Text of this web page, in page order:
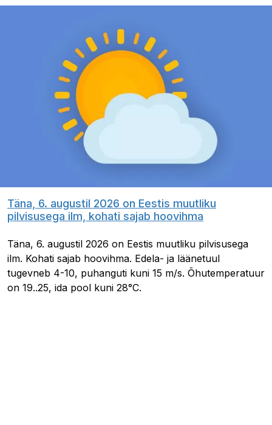
Täna, 6. augustil 2026 on Eestis muutliku
pilvisusega ilm, kohati sajab hoovihma
Täna, 6. augustil 2026 on Eestis muutliku pilvisusega
ilm. Kohati sajab hoovihma. Edela- ja läänetuul
tugevneb 4-10, puhanguti kuni 15 m/s. Õhutemperatuur
on 19..25, ida pool kuni 28°C.